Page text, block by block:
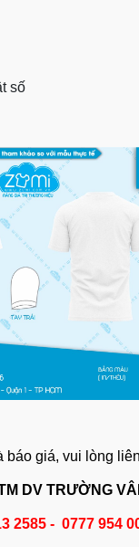
số
giá, vui lòng
DV TRƯỜNG
2585 - 0777 954